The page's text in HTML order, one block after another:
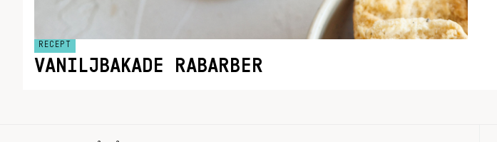
RECEPT
VANILJBAKADE RABARBER